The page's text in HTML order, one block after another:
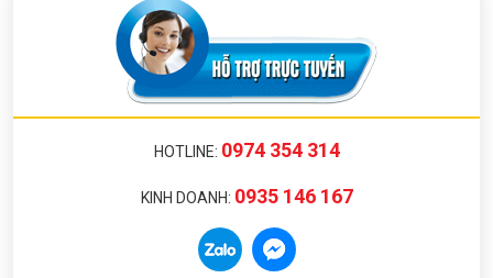
HOTLINE: 0974 354 314
KINH DOANH: 0935 146 167